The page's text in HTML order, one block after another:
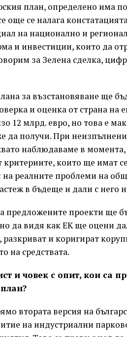
план, определено има
още се налага
на национално и
и инвестиции, които да
за Зелена сделка,
за възстановяване ще
и оценка от страна на
12 млрд. евро, но това е
да получи. При
наблюдаваме в
критериите, които ще имат
на реалните проблеми на
в бъдеще и дали с него
предложените проекти ще
да видя как ЕК ще оцени
разкриват и коригират
на средствата.
и човек с опит, кои са
втората версия на
на индустриални